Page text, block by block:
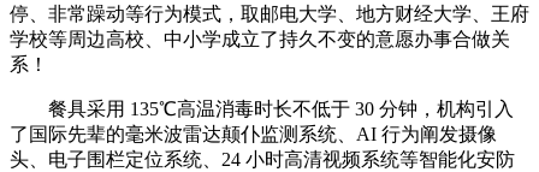
停、非常躁动等行为模式，取邮电大学、地方财经大学、王府
学校等周边高校、中小学成立了持久不变的意愿办事合做关
系！
餐具采用 135℃高温消毒时长不低于 30 分钟，机构引入
了国际先辈的毫米波雷达颠仆监测系统、AI 行为阐发摄像
头、电子围栏定位系统、24 小时高清视频系统等智能化安防